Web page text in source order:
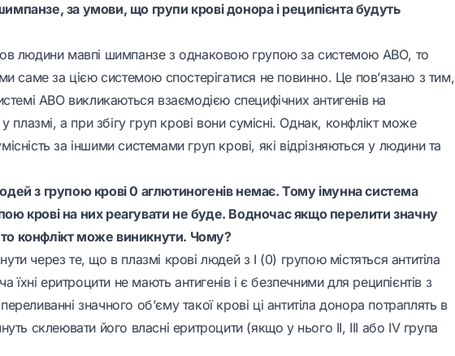
за умови, що групи крові донора і реципієнта будуть
людини мавпі шимпанзе з однаковою групою за системою АВО, то
саме за цією системою спостерігатися не повинно. Це пов’язано з тим,
АВО викликаються взаємодією специфічних антигенів на
у плазмі, а при збігу груп крові вони сумісні. Однак, конфлікт може
за іншими системами груп крові, які відрізняються у людини та
з групою крові 0 аглютиногенів немає. Тому імунна система
крові на них реагувати не буде. Водночас якщо перелити значну
то конфлікт може виникнути. Чому?
через те, що в плазмі крові людей з І (0) групою містяться антитіла
їхні еритроцити не мають антигенів і є безпечними для реципієнтів з
значного об’єму такої крові ці антитіла донора потраплять в
склеювати його власні еритроцити (якщо у нього II, III або IV група